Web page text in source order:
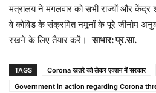
मंत्रालय ने मंगलवार को सभी राज्यों और केंद्र
वे कोविड के संक्रमित नमूनों के पूरे जीनोम
रखने के लिए तैयार करें।साभार: प्र.सा.
TAGS Corona खतरे को लेकर एक्शन में सरकार
Government in action regarding Corona